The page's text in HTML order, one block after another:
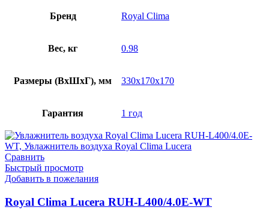
Бренд Royal Clima
Вес, кг 0.98
Размеры (ВхШхГ), мм 330x170x170
Гарантия 1 год
Сравнить
Быстрый просмотр
Добавить в пожелания
Royal Clima Lucera RUH-L400/4.0E-WT